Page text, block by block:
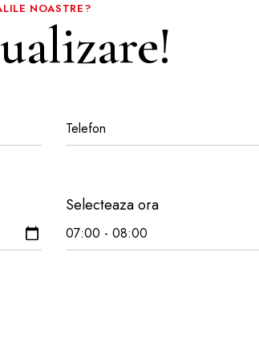
NOASTRE?
Selecteaza ora